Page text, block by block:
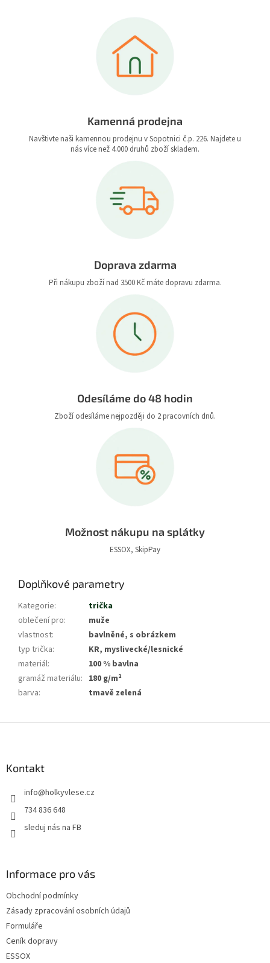
Kamenná prodejna
Navštivte naši kamennou prodejnu v Sopotnici č.p. 226. Najdete u
nás více než 4.000 druhů zboží skladem.
Doprava zdarma
Při nákupu zboží nad 3500 Kč máte dopravu zdarma.
Odesíláme do 48 hodin
Zboží odesíláme nejpozději do 2 pracovních dnů.
Možnost nákupu na splátky
ESSOX, SkipPay
Doplňkové parametry
Kategorie:
trička
oblečení pro:
muže
vlastnost:
bavlněné, s obrázkem
typ trička:
KR, myslivecké/lesnické
materiál:
100 % bavlna
gramáž materiálu: 180 g/m²
barva: tmavě zelená
Kontakt
info@holkyvlese.cz
734 836 648
sleduj nás na FB
Informace pro vás
Obchodní podmínky
Zásady zpracování osobních údajů
Formuláře
Ceník dopravy
ESSOX